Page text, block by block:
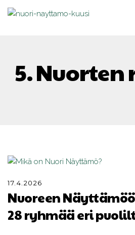
5.
17.4.2026
Nuoreen
28 ryhmää eri